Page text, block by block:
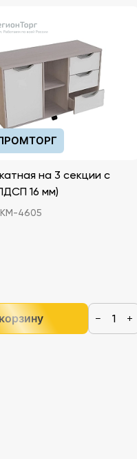
на 3 секции с
(ЛДСП 16 мм)
4605
− +